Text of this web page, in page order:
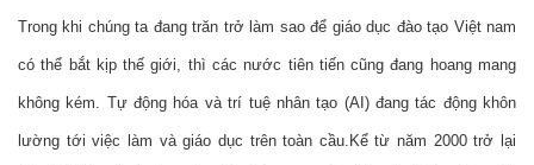
Trong khi chúng ta đang trăn trở làm sao để giáo dục đào tạo Việt nam
có thể bắt kịp thế giới, thì các nước tiên tiến cũng đang hoang mang
không kém. Tự động hóa và trí tuệ nhân tạo (AI) đang tác động khôn
lường tới việc làm và giáo dục trên toàn cầu. Kể từ năm 2000 trở lại